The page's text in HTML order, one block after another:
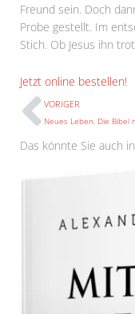
Freund sein. Doch
Probe gestellt. Im
Stich. Ob Jesus ihn
Jetzt online bestellen!
Prev
VORIGER
Das könnte Sie auch